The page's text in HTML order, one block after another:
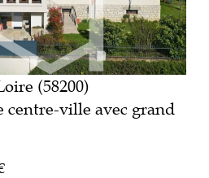
(58200)
centre-ville avec grand